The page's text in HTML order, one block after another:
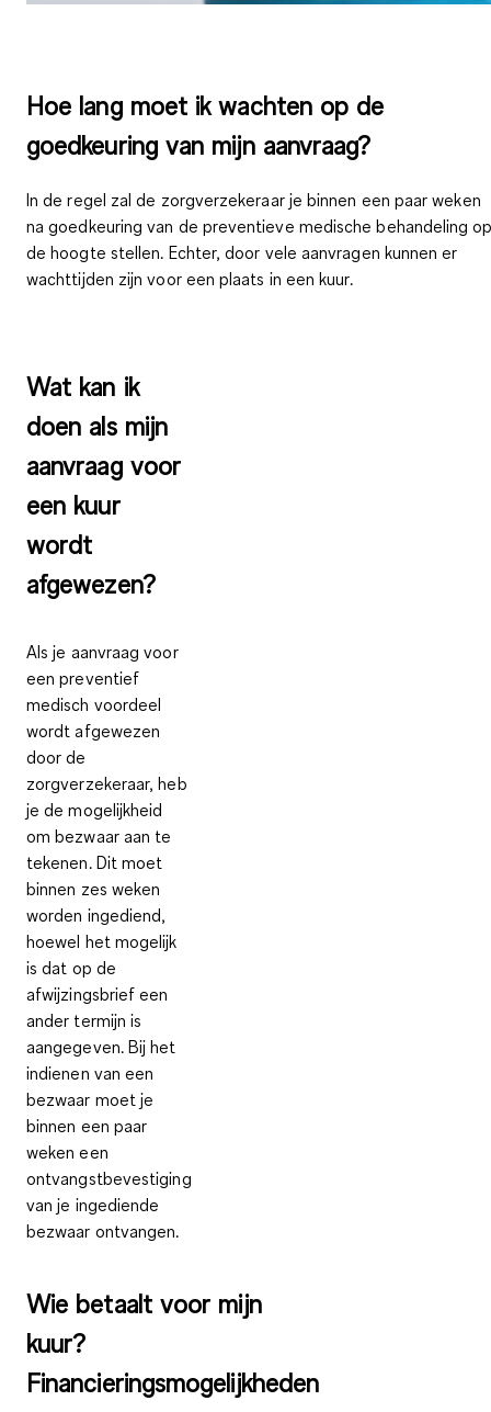
Hoe lang moet ik wachten op de
goedkeuring van mijn aanvraag?
In de regel zal de zorgverzekeraar je binnen een paar weken
na goedkeuring van de preventieve medische behandeling
de hoogte stellen. Echter, door vele aanvragen kunnen er
wachttijden zijn voor een plaats in een kuur.
Wat kan ik
doen als mijn
aanvraag voor
een kuur
wordt
afgewezen?
Als je aanvraag voor
een preventief
medisch voordeel
wordt afgewezen
door de
zorgverzekeraar, heb
je de mogelijkheid
om bezwaar aan te
tekenen. Dit moet
binnen zes weken
worden ingediend,
hoewel het mogelijk
is dat op de
afwijzingsbrief een
ander termijn is
aangegeven. Bij het
indienen van een
bezwaar moet je
binnen een paar
weken een
ontvangstbevestiging
van je ingediende
bezwaar ontvangen.
Wie betaalt voor mijn
kuur?
Financieringsmogelijkheden